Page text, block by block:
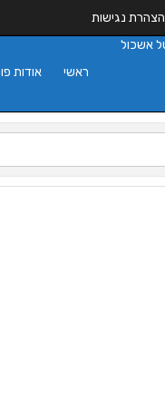
הצהרת נגישות
אודות ראשי